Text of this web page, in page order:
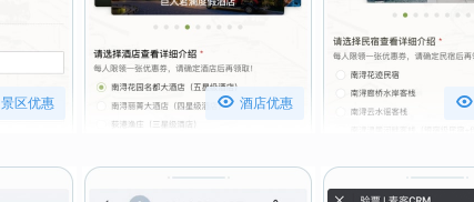
景区优惠  酒店优惠 